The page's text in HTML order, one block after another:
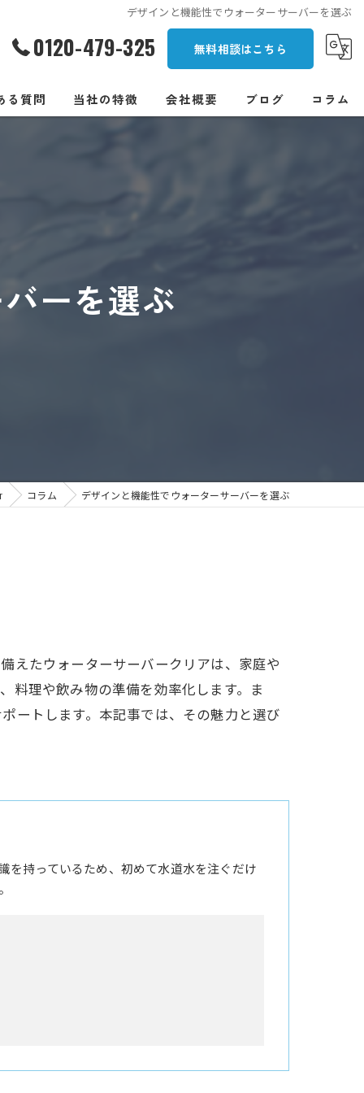
デザインと機能性でウォーターサーバーを選ぶ
0120-479-325 無料相談はこちら
る質問 当社の特徴
卓上
会社概要 ブログ コラム
ーを選ぶ
コラム デザインと機能性でウォーターサーバーを選ぶ
えたウォーターサーバークリアは、家庭や
料理や飲み物の準備を効率化します。ま
ートします。本記事では、その魅力と選び
を持っているため、初めて水道水を注ぐだけ